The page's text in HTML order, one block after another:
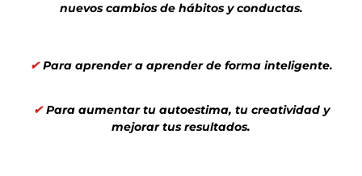
nuevos cambios de hábitos y conductas.
✔Para aprender a aprender de forma inteligente.
✔Para aumentar tu autoestima, tu creatividad y
mejorar tus resultados.